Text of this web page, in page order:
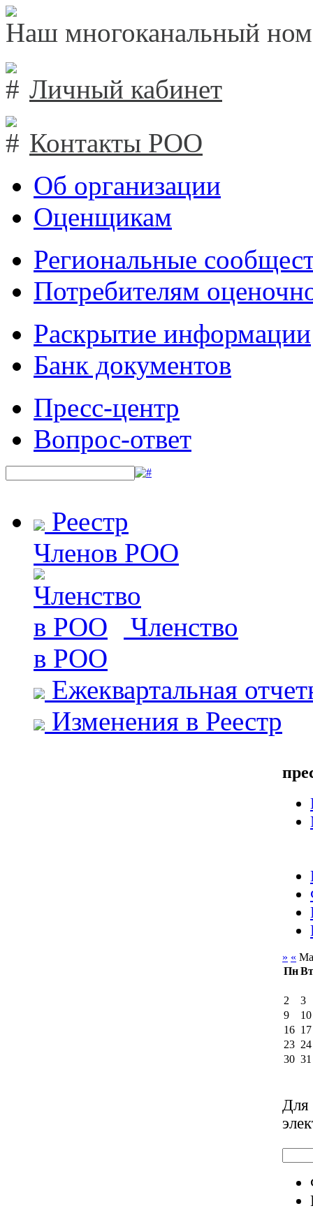
Наш многоканальный
Личный кабинет
Контакты РОО
Об организации
Оценщикам
Региональные
Потребителям
Раскрытие информации
Банк документов
Пресс-центр
Вопрос-ответ
Реестр
Членов РОО
Членство
в РОО
Ежеквартальная
Изменения в Реестр
» «
ПнВт
2
3
9
10
16 17
23 24
30 31
Для